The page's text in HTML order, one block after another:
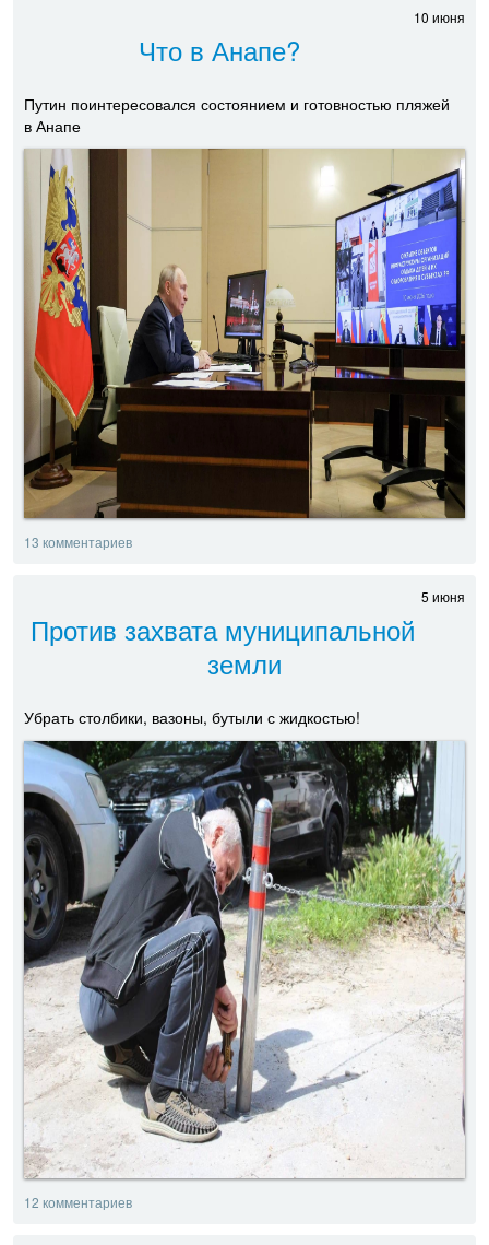
10 июня
Что в Анапе?
Путин поинтересовался состоянием и готовностью пляжей
в Анапе
13 комментариев
5 июня
Против захвата муниципальной
земли
Убрать столбики, вазоны, бутыли с жидкостью!
12 комментариев